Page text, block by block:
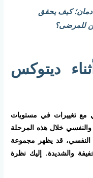
كيف يحقق
للمرضى؟
ديتوكس
مع تغييرات في مستويات
والنفسي خلال هذه المرحلة
النفسي، قد يظهر مجموعة
والشديدة. إليك نظرة